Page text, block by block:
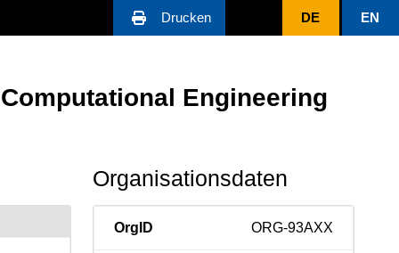
Drucken DE EN
Engineering
Organisationsdaten
OrgID ORG-93AXX